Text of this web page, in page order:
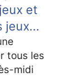
et
jeux...
tous les
midi